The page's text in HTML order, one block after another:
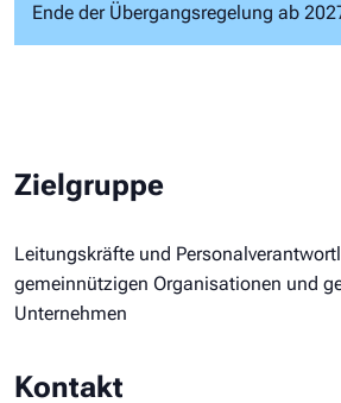
Ende der Übergangsregelung ab
Zielgruppe
Leitungskräfte und
gemeinnützigen Organisationen und
Unternehmen
Kontakt